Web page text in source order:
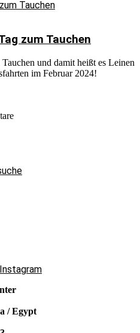
zum Tauchen
und damit heißt es Leinen
im Februar 2024!
Instagram
/ Egypt